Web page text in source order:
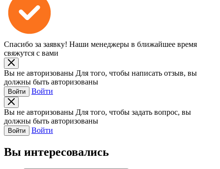
Спасибо за заявку! Наши менеджеры в ближайшее время
свяжутся с вами
Вы не авторизованы Для того, чтобы написать отзыв, вы
должны быть авторизованы
Войти Войти
Вы не авторизованы Для того, чтобы задать вопрос, вы
должны быть авторизованы
Войти Войти
Вы интересовались